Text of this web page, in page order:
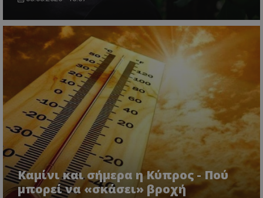
Καμίνι και σήμερα η Κύπρος - Πού
μπορεί να «σκάσει» βροχή